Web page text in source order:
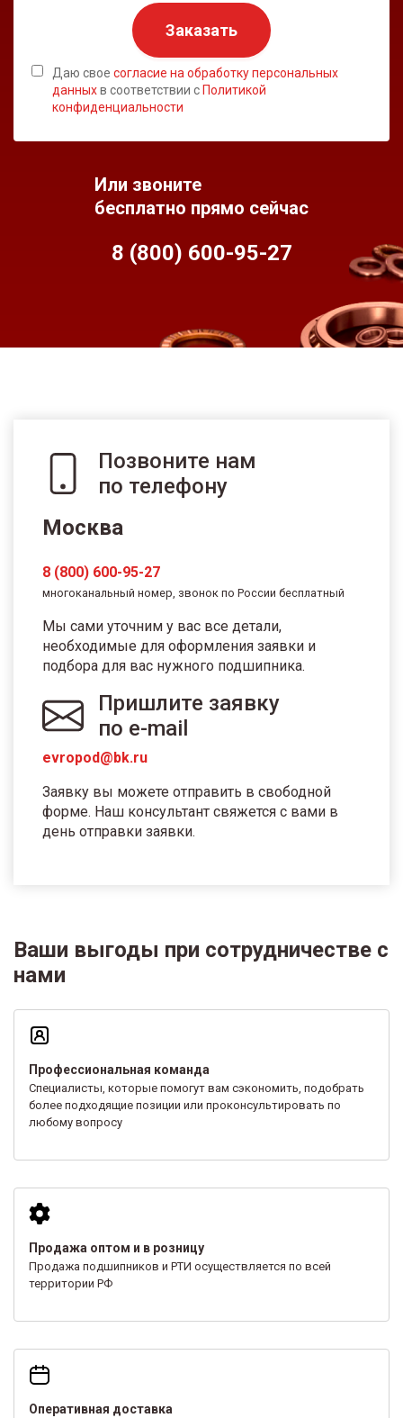
Заказать
Даю свое согласие на обработку персональных
данныхв соответствии сПолитикой
конфиденциальности
Или звоните
бесплатно прямо сейчас
8 (800) 600-95-27
Позвоните нам
по телефону
Москва
8 (800) 600-95-27
многоканальный номер, звонок по России бесплатный
Мы сами уточним у вас все детали,
необходимые для оформления заявки и
подбора для вас нужного подшипника.
Пришлите заявку
по e-mail
evropod@bk.ru
Заявку вы можете отправить в свободной
форме. Наш консультант свяжется с вами в
день отправки заявки.
Ваши выгоды при сотрудничестве с
нами
Профессиональная команда
Специалисты, которые помогут вам сэкономить, подобрать
более подходящие позиции или проконсультировать по
любому вопросу
Продажа оптом и в розницу
Продажа подшипников и РТИ осуществляется по всей
территории РФ
Оперативная доставка